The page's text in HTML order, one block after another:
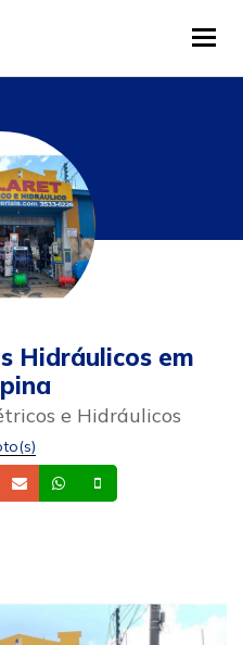
Hidráulicos em
e Hidráulicos
Instagram
Email Whatsapp